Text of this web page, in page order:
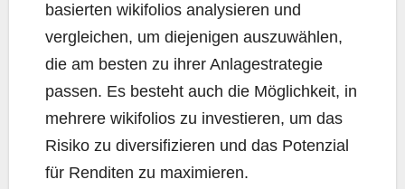
basierten wikifolios analysieren und
vergleichen, um diejenigen auszuwählen,
die am besten zu ihrer Anlagestrategie
passen. Es besteht auch die Möglichkeit, in
mehrere wikifolios zu investieren, um das
Risiko zu diversifizieren und das Potenzial
für Renditen zu maximieren.